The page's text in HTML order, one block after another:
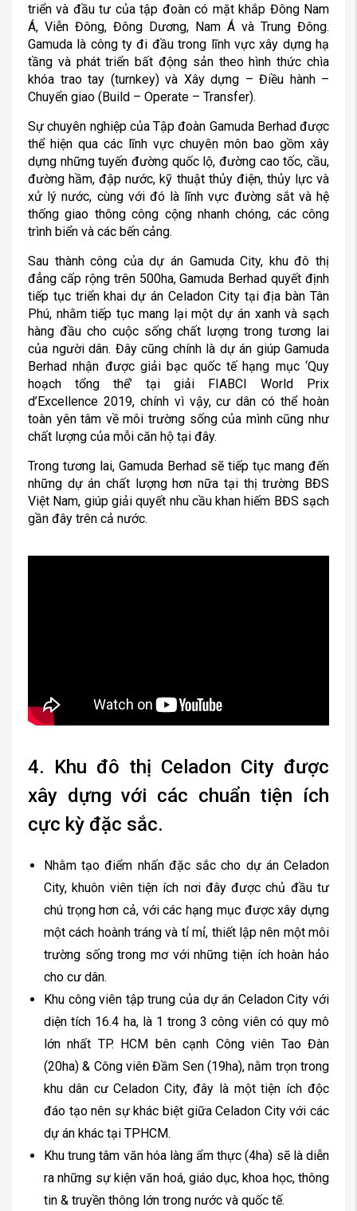
triển và đầu tư của tập đoàn có mặt khắp Đông Nam
Á, Viễn Đông, Đông Dương, Nam Á và Trung Đông.
Gamuda là công ty đi đầu trong lĩnh vực xây dựng hạ
tầng và phát triển bất động sản theo hình thức chìa
khóa trao tay (turnkey) và Xây dựng – Điều hành –
Chuyển giao (Build – Operate – Transfer).
Sự chuyên nghiệp của Tập đoàn Gamuda Berhad được
thể hiện qua các lĩnh vực chuyên môn bao gồm xây
dựng những tuyến đường quốc lộ, đường cao tốc, cầu,
đường hầm, đập nước, kỹ thuật thủy điện, thủy lực và
xử lý nước, cùng với đó là lĩnh vực đường sắt và hệ
thống giao thông công cộng nhanh chóng, các công
trình biển và các bến cảng.
Sau thành công của dự án Gamuda City, khu đô thị
đẳng cấp rộng trên 500ha, Gamuda Berhad quyết định
tiếp tục triển khai dự án Celadon City tại địa bàn Tân
Phú, nhằm tiếp tục mang lại một dự án xanh và sạch
hàng đầu cho cuộc sống chất lượng trong tương lai
của người dân. Đây cũng chính là dự án giúp Gamuda
Berhad nhận được giải bạc quốc tế hạng mục ‘Quy
hoạch tổng thể’ tại giải FIABCI World Prix
d’Excellence 2019, chính vì vậy, cư dân có thể hoàn
toàn yên tâm về môi trường sống của mình cũng như
chất lượng của mỗi căn hộ tại đây.
Trong tương lai, Gamuda Berhad sẽ tiếp tục mang đến
những dự án chất lượng hơn nữa tại thị trường BĐS
Việt Nam, giúp giải quyết nhu cầu khan hiếm BĐS sạch
gần đây trên cả nước.
4. Khu đô thị Celadon City được
xây dựng với các chuẩn tiện ích
cực kỳ đặc sắc.
Nhằm tạo điểm nhấn đặc sắc cho dự án Celadon
City, khuôn viên tiện ích nơi đây được chủ đầu tư
chú trọng hơn cả, với các hạng mục được xây dựng
một cách hoành tráng và tỉ mỉ, thiết lập nên một môi
trường sống trong mơ với những tiện ích hoàn hảo
cho cư dân.
Khu công viên tập trung của dự án Celadon City với
diện tích 16.4 ha, là 1 trong 3 công viên có quy mô
lớn nhất TP. HCM bên cạnh Công viên Tao Đàn
(20ha) & Công viên Đầm Sen (19ha), nằm trọn trong
khu dân cư Celadon City, đây là một tiện ích độc
đáo tạo nên sự khác biệt giữa Celadon City với các
dự án khác tại TPHCM.
Khu trung tâm văn hóa làng ẩm thực (4ha) sẽ là diễn
ra những sự kiện văn hoá, giáo dục, khoa học, thông
tin & truyền thông lớn trong nước và quốc tế.